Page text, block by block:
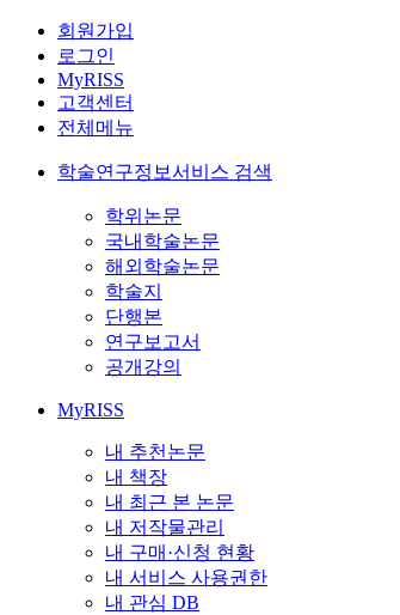
회원가입
로그인
MyRISS
고객센터
전체메뉴
학술연구정보서비스 검색
학위논문
국내학술논문
해외학술논문
학술지
단행본
연구보고서
공개강의
MyRISS
내 추천논문
내 책장
내 최근 본 논문
내 저작물관리
내 구매·신청 현황
내 서비스 사용권한
내 관심 DB